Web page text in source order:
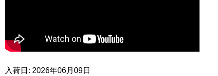
入荷日: 2026年06月09日